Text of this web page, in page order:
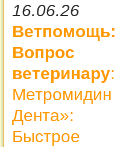
16.06.26
Ветпомощь:
Вопрос
ветеринару:
Метромидин
Дента»:
Быстрое